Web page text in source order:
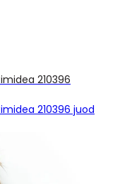
210396
210396 juod